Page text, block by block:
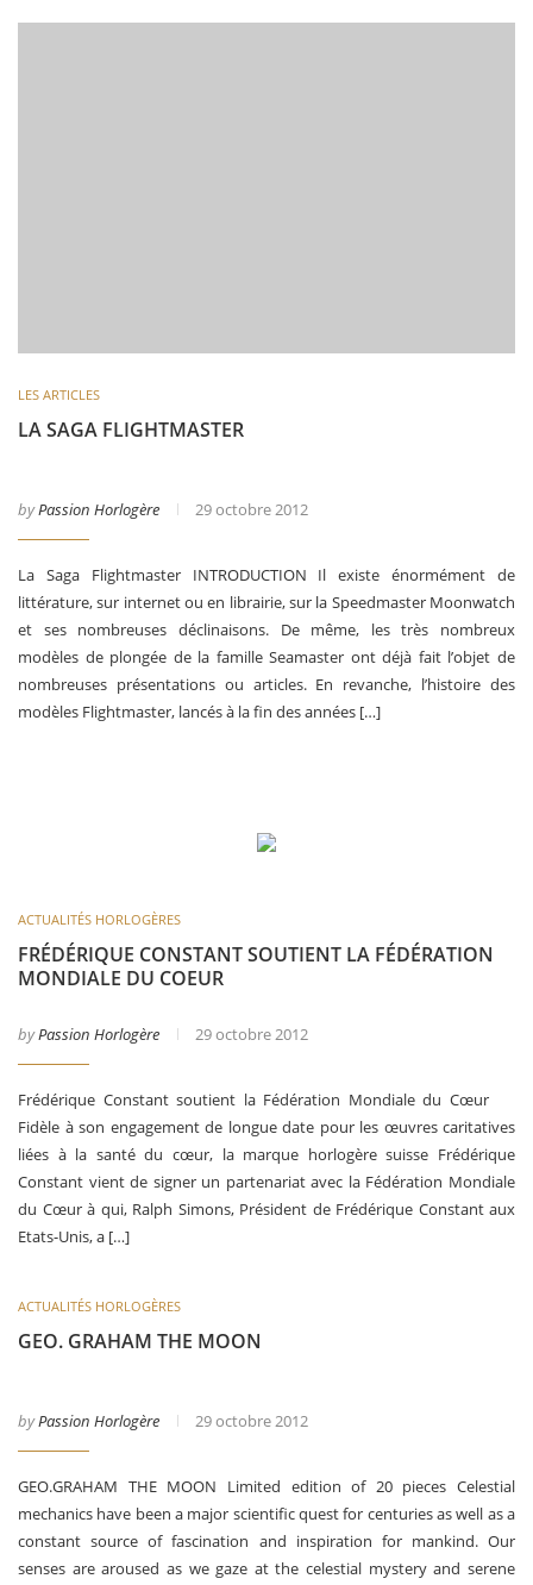
LES ARTICLES
LA SAGA FLIGHTMASTER
byPassion Horlogère 29 octobre 2012
La Saga Flightmaster INTRODUCTION Il existe énormément de
littérature, sur internet ou en librairie, sur la Speedmaster Moonwatch
et ses nombreuses déclinaisons. De même, les très nombreux
modèles de plongée de la famille Seamaster ont déjà fait l’objet de
nombreuses présentations ou articles. En revanche, l’histoire des
modèles Flightmaster, lancés à la fin des années […]
ACTUALITÉS HORLOGÈRES
FRÉDÉRIQUE CONSTANT SOUTIENT LA FÉDÉRATION
MONDIALE DU COEUR
byPassion Horlogère 29 octobre 2012
Frédérique Constant soutient la Fédération Mondiale du Cœur
Fidèle à son engagement de longue date pour les œuvres caritatives
liées à la santé du cœur, la marque horlogère suisse Frédérique
Constant vient de signer un partenariat avec la Fédération Mondiale
du Cœur à qui, Ralph Simons, Président de Frédérique Constant aux
Etats-Unis, a […]
ACTUALITÉS HORLOGÈRES
GEO. GRAHAM THE MOON
byPassion Horlogère 29 octobre 2012
GEO.GRAHAM THE MOON Limited edition of 20 pieces Celestial
mechanics have been a major scientific quest for centuries as well as a
constant source of fascination and inspiration for mankind. Our
senses are aroused as we gaze at the celestial mystery and serene